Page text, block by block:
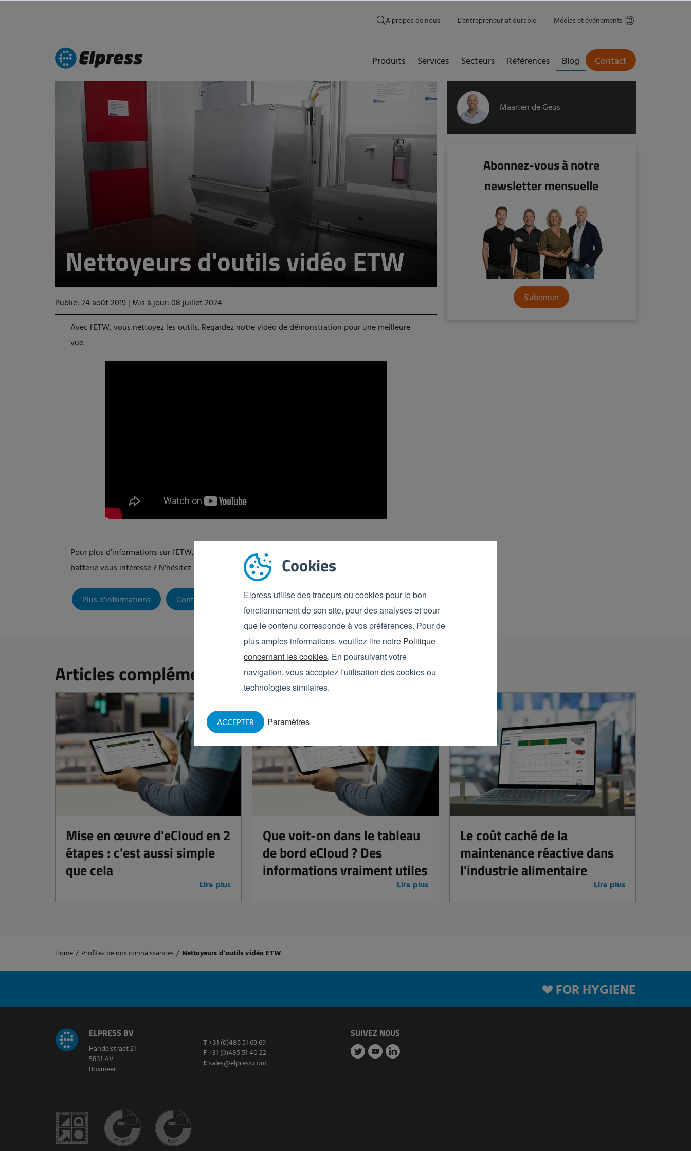
Cookies
Elpress utilise des traceurs ou cookies pour le bon
fonctionnement de son site, pour des analyses et pour
que le contenu corresponde à vos préférences. Pour de
plus amples informations, veuillez lire notre Politique
concernant les cookies. En poursuivant votre
navigation, vous acceptez l'utilisation des cookies ou
technologies similaires.
Paramètres
ACCEPTER
A propos de nous L'entrepreneuriat durable Médias et événements
Produits Services Secteurs Références Blog Contact
Nettoyeurs d'outils vidéo ETW
Publié: 24 août 2019| Mis à jour: 08 juillet 2024
Avec l'ETW, vous nettoyez les outils. Regardez notre vidéo de démonstration pour une meilleure
vue.
Pour plus d'informations sur l'ETW, veuillez consulter la page sur
batterie vous intéresse ? N'hésitez pas à nous
contacter.
Plus d'informations Contact
Maarten de Geus
Abonnez-vous à notre
newsletter mensuelle
S'abonner
Articles complémentaires
Mise en œuvre d'eCloud en 2
étapes : c'est aussi simple
que cela
Lire plus
Que voit-on dans le tableau
de bord eCloud ? Des
informations vraiment utiles
Lire plus
Le coût caché de la
maintenance réactive dans
l'industrie alimentaire
Lire plus
Home / Profitez de nos connaissances / Nettoyeurs d'outils vidéo ETW
FOR HYGIENE
ELPRESS BV
Handelstraat 21
5831 AV
Boxmeer
T +31 (0)485 51 69 69
F+31 (0)485 51 40 22
E sales@elpress.com
SUIVEZ NOUS